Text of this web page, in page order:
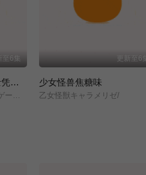
6集
遭到流放的转生重骑士凭借游戏知识大开无双
更新至6集
少女怪兽焦糖味
乙女怪獣キャラメリゼ/